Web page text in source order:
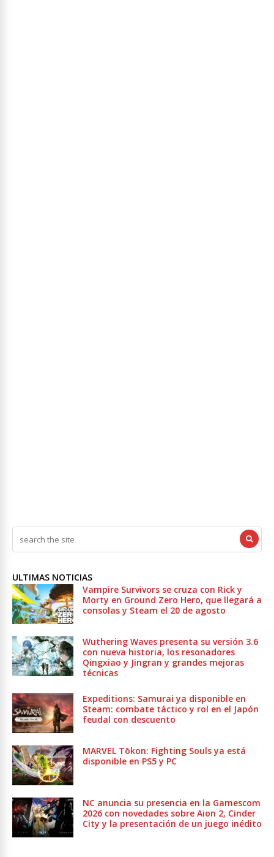
ULTIMAS NOTICIAS
Vampire Survivors se cruza con Rick y
Morty en Ground Zero Hero, que llegará a
consolas y Steam el 20 de agosto
Wuthering Waves presenta su versión 3.6
con nueva historia, los resonadores
Qingxiao y Jingran y grandes mejoras
técnicas
Expeditions: Samurai ya disponible en
Steam: combate táctico y rol en el Japón
feudal con descuento
MARVEL Tōkon: Fighting Souls ya está
disponible en PS5 y PC
NC anuncia su presencia en la Gamescom
2026 con novedades sobre Aion 2, Cinder
City y la presentación de un juego inédito